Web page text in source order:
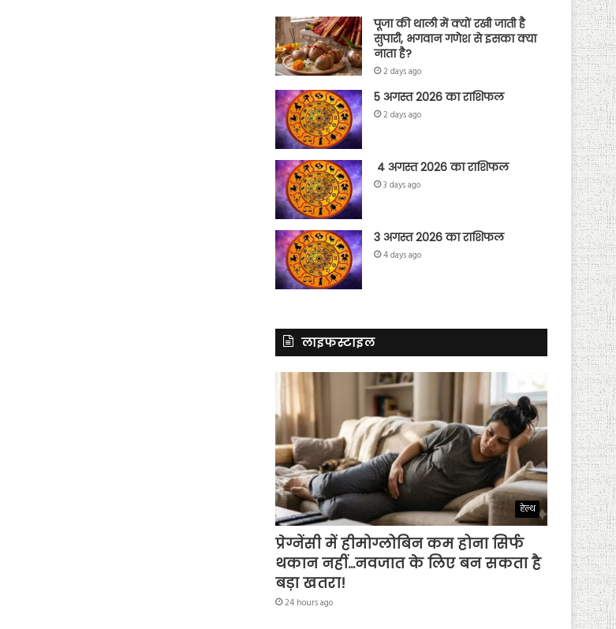
पूजा की थाली में क्यों रखी जाती है
सुपारी, भगवान गणेश से इसका क्या
नाता है?
2 days ago
5 अगस्त 2026 का राशिफल
2 days ago
4 अगस्त 2026 का राशिफल
3 days ago
3 अगस्त 2026 का राशिफल
4 days ago
लाइफस्टाइल
हेल्थ
प्रेग्नेंसी में हीमोग्लोबिन कम होना सिर्फ
थकान नहीं…नवजात के लिए बन सकता है
बड़ा खतरा!
24 hours ago